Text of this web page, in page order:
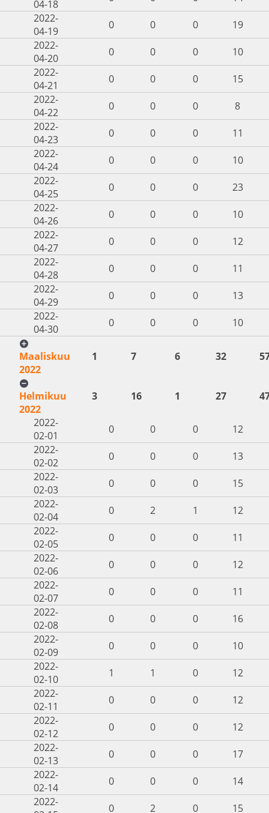
04-18
2022-
04-19
0 0 0
19
2022-
04-20
0 0 0
10
2022-
04-21
0 0 0
15
2022-
04-22
0 0 0
8
2022-
04-23
0 0 0
11
2022-
04-24
0 0 0
10
2022-
04-25
0 0 0
23
2022-
04-26
0 0 0
10
2022-
04-27
0 0 0
12
2022-
04-28
0 0 0
11
2022-
04-29
0 0 0
13
2022-
04-30
0 0 0 10
Maaliskuu
2022
1 7 6 32
Helmikuu
2022
3 16 1 27
2022-
02-01
0 0 0
12
2022-
02-02
0 0 0
13
2022-
02-03
0 0 0
15
2022-
02-04
0 2 1
12
2022-
02-05
0 0 0
11
2022-
02-06
0 0 0
12
2022-
02-07
0 0 0
11
2022-
02-08
0 0 0
16
2022-
02-09
0 0 0
10
2022-
02-10
1 1 0
12
2022-
02-11
0 0 0
12
2022-
02-12
0 0 0
12
2022-
02-13
0 0 0
17
2022-
02-14
0 0 0
14
2022-
0 2 0
15